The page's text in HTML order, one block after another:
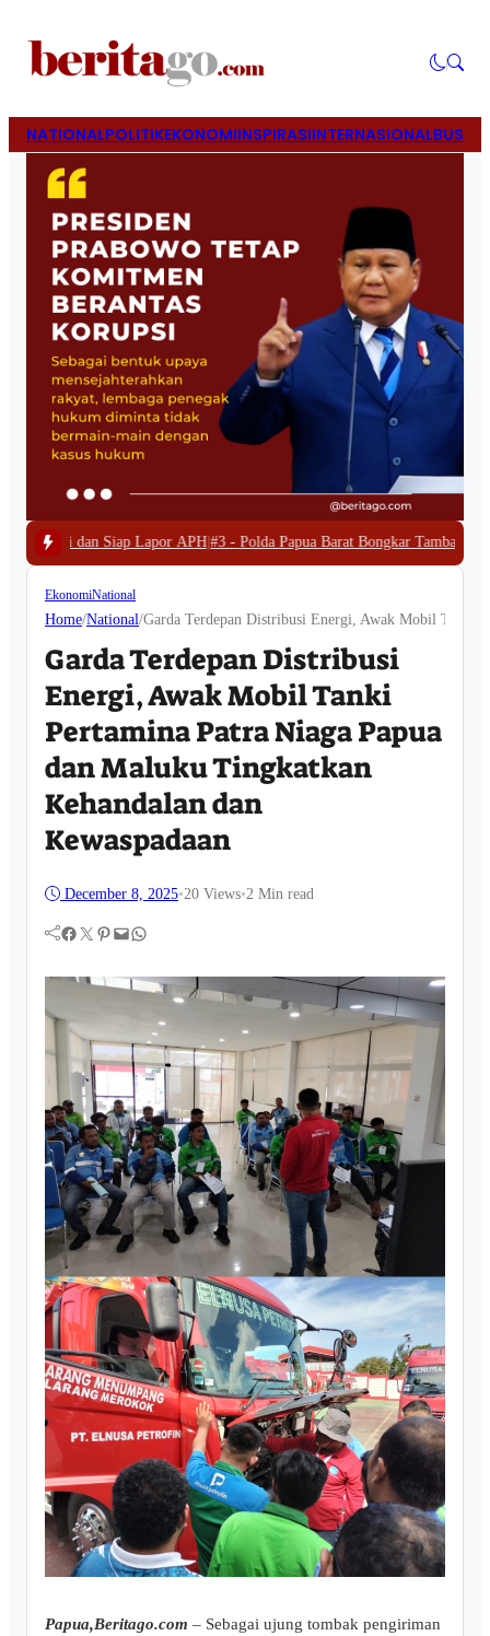
NATIONALPOLITIKEKONOMIINSPIRASIINTERNASIONAL
APH| #3 -Polda Papua Barat Bongkar Tambang Emas Ilegal di
EkonomiNational
Home/National/Garda Terdepan Distribusi Energi, Awak Mobil Tanki
Garda Terdepan Distribusi
Energi, Awak Mobil Tanki
Pertamina Patra Niaga Papua
dan Maluku Tingkatkan
Kehandalan dan
Kewaspadaan
December 8, 2025•20 Views•2 Min read
Facebook Twitter Pinterest Mail WhatsApp
Papua,Beritago.com – Sebagai ujung tombak pengiriman